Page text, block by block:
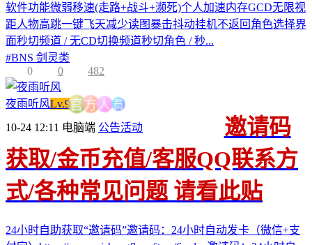
软件功能微弱移速(走路+战斗+濒死)个人加速内存GCD无限视
距人物高跳一键飞天减少读图暴击抖动挂机不返回角色选择界
面秒切频道 / 无CD切换频道秒切角色 / 秒...
#BNS 剑灵类
0
0 482
夜雨听风Lv.9官 方 人员
10-24 12:11 电脑端 公告活动
邀请码
获取/金币充值/客服QQ联系方
式/各种常见问题 请看此贴
24小时自助获取“邀请码”邀请码：24小时自动发卡（微信+支